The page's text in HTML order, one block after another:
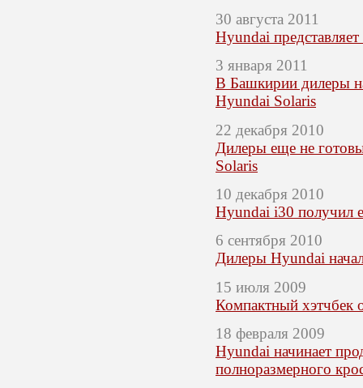
30 августа 2011
Hyundai
3 января 2011
В Башкирии дилеры
Hyundai Solaris
22 декабря 2010
Дилеры еще не
Solaris
10 декабря 2010
Hyundai i30 получил
6 сентября 2010
Дилеры Hyundai
15 июля 2009
Компактный хэтчбек
18 февраля 2009
Hyundai начинает
полноразмерного